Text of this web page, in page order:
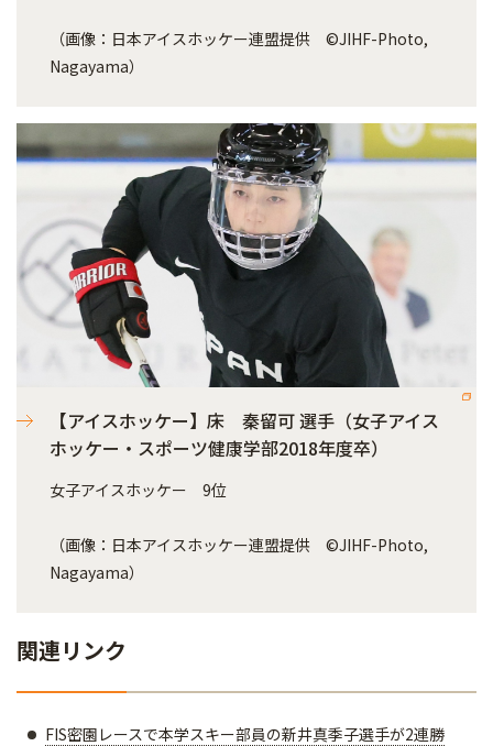
（画像：日本アイスホッケー連盟提供 ©JIHF-Photo,
Nagayama）
【アイスホッケー】床 秦留可 選手（女子アイス
ホッケー・スポーツ健康学部2018年度卒）
女子アイスホッケー 9位
（画像：日本アイスホッケー連盟提供 ©JIHF-Photo,
Nagayama）
関連リンク
FIS密園レースで本学スキー部員の新井真季子選手が2連勝